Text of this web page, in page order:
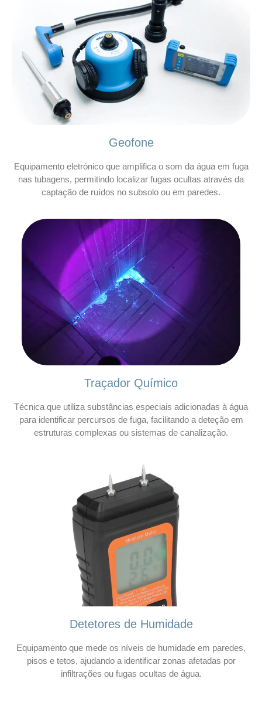
Geofone
Equipamento eletrónico que amplifica o som da água em fuga
nas tubagens, permitindo localizar fugas ocultas através da
captação de ruídos no subsolo ou em paredes.
Traçador Químico
Técnica que utiliza substâncias especiais adicionadas à água
para identificar percursos de fuga, facilitando a deteção em
estruturas complexas ou sistemas de canalização.
Detetores de Humidade
Equipamento que mede os níveis de humidade em paredes,
pisos e tetos, ajudando a identificar zonas afetadas por
infiltrações ou fugas ocultas de água.